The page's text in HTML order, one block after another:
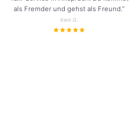
als Fremder und gehst als Freund.”
Keni G.